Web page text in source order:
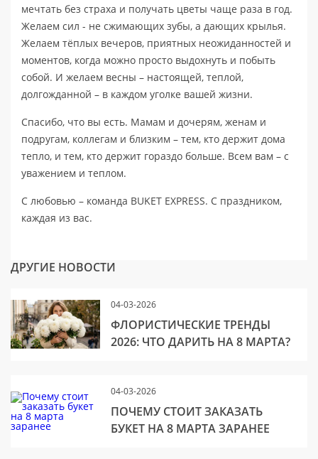
мечтать без страха и получать цветы чаще раза в год.
Желаем сил - не сжимающих зубы, а дающих крылья.
Желаем тёплых вечеров, приятных неожиданностей и
моментов, когда можно просто выдохнуть и побыть
собой. И желаем весны – настоящей, теплой,
долгожданной – в каждом уголке вашей жизни.
Спасибо, что вы есть. Мамам и дочерям, женам и
подругам, коллегам и близким – тем, кто держит дома
тепло, и тем, кто держит гораздо больше. Всем вам – с
уважением и теплом.
С любовью – команда BUKET EXPRESS. С праздником,
каждая из вас.
ДРУГИЕ НОВОСТИ
04-03-2026
ФЛОРИСТИЧЕСКИЕ ТРЕНДЫ
2026: ЧТО ДАРИТЬ НА 8 МАРТА?
04-03-2026
ПОЧЕМУ СТОИТ ЗАКАЗАТЬ
БУКЕТ НА 8 МАРТА ЗАРАНЕЕ